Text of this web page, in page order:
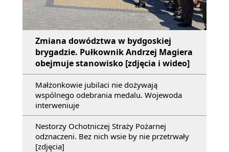
Zmiana dowództwa w bydgoskiej
brygadzie. Pułkownik Andrzej Magiera
obejmuje stanowisko [zdjęcia i wideo]
Małżonkowie jubilaci nie dożywają
wspólnego odebrania medalu. Wojewoda
interweniuje
Nestorzy Ochotniczej Straży Pożarnej
odznaczeni. Bez nich wsie by nie przetrwały
[zdjęcia]